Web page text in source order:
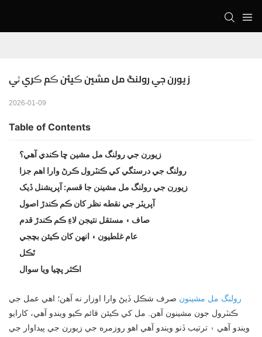
زيورن جي رولنگ مل مشين ڪيئن ڪم ڪري ٿي
2026-01-09
Table of Contents
زيورن جي رولنگ مل مشين ڇا ڪندي آهي؟
رولنگ جي درستگي کي ڪنٽرول ڪرڻ وارا اهم جزا
زيورن جي رولنگ مل مشينن جا قسم: آپريشنل ڏيک
آپريٽر جي نقطه نظر کان ڪم ڪندڙ اصول
صاف ۽ مستقل نتيجن لاءِ ڪم ڪندڙ قدم
عام غلطيون ۽ انهن کان ڪيئن بچجي
ٿڪل
اڪثر پڇيا ويا سوال
رولنگ مل مشينون صرف شڪل ڏيڻ وارا اوزار نه آهن؛ اهي عمل جي
ڪنٽرول جون مشينون آهن. مل کي ڪيئن قائم ڪيو ويندو آهي، کارايو
ويندو آهي ۽ ترتيب ڏنو ويندو آهي اهو روزمره جي زيورن جي پيداوار جي